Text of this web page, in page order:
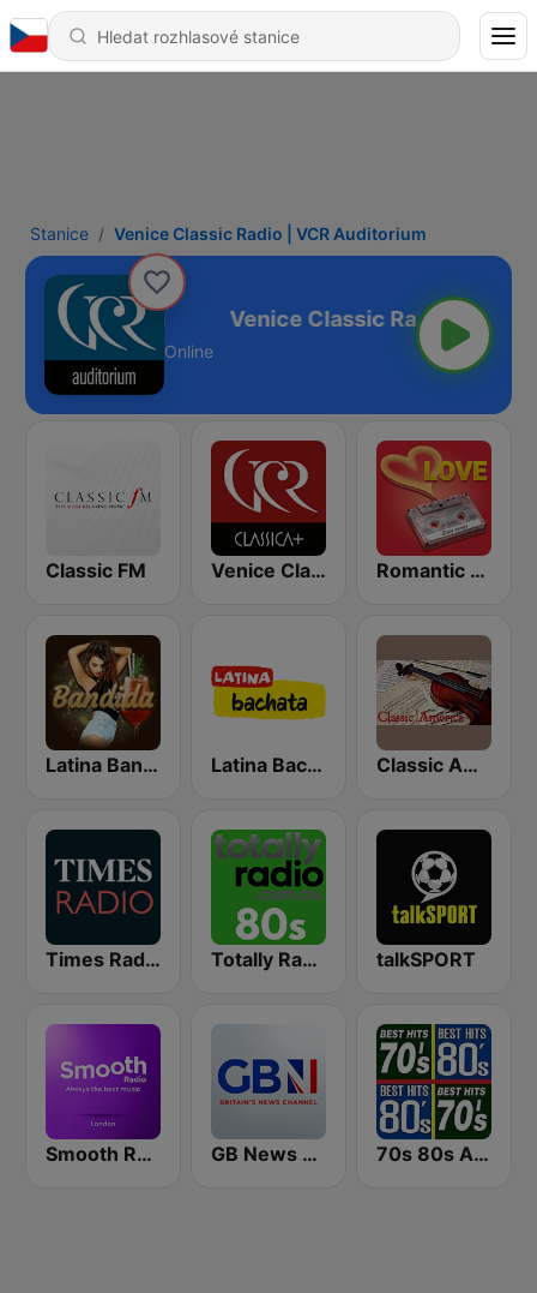
Stanice Venice Classic Radio | VCR Auditorium
Auditorium
Online
Classic FM Venice Classic Radio | VCR Classica+ Romantic Vibes
Latina Bandida! Latina Bachata Classic America
Times Radio Totally Radio 80s talkSPORT
Smooth Radio London GB News Radio 70s 80s All Time Greatest